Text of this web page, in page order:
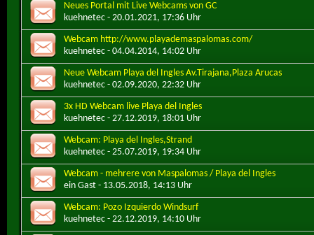
Neues Portal mit Live Webcams von GC
kuehnetec - 20.01.2021, 17:36 Uhr
Webcam http://www.playademaspalomas.com/
kuehnetec - 04.04.2014, 14:02 Uhr
Neue Webcam Playa del Ingles Av.Tirajana,Plaza Arucas
kuehnetec - 02.09.2020, 22:32 Uhr
3x HD Webcam live Playa del Ingles
kuehnetec - 27.12.2019, 18:01 Uhr
Webcam: Playa del Ingles,Strand
kuehnetec - 25.07.2019, 19:34 Uhr
Webcam - mehrere von Maspalomas / Playa del Ingles
ein Gast - 13.05.2018, 14:13 Uhr
Webcam: Pozo Izquierdo Windsurf
kuehnetec - 22.12.2019, 14:10 Uhr